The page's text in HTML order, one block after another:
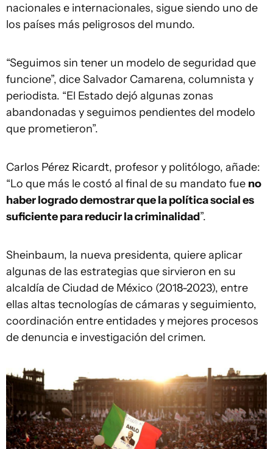
nacionales e internacionales, sigue siendo uno de
los países más peligrosos del mundo.
“Seguimos sin tener un modelo de seguridad que
funcione”, dice Salvador Camarena, columnista y
periodista. “El Estado dejó algunas zonas
abandonadas y seguimos pendientes del modelo
que prometieron”.
Carlos Pérez Ricardt, profesor y politólogo, añade:
“Lo que más le costó al final de su mandato fue no
haber logrado demostrar que la política social es
suficiente para reducir la criminalidad”.
Sheinbaum, la nueva presidenta, quiere aplicar
algunas de las estrategias que sirvieron en su
alcaldía de Ciudad de México (2018-2023), entre
ellas altas tecnologías de cámaras y seguimiento,
coordinación entre entidades y mejores procesos
de denuncia e investigación del crimen.